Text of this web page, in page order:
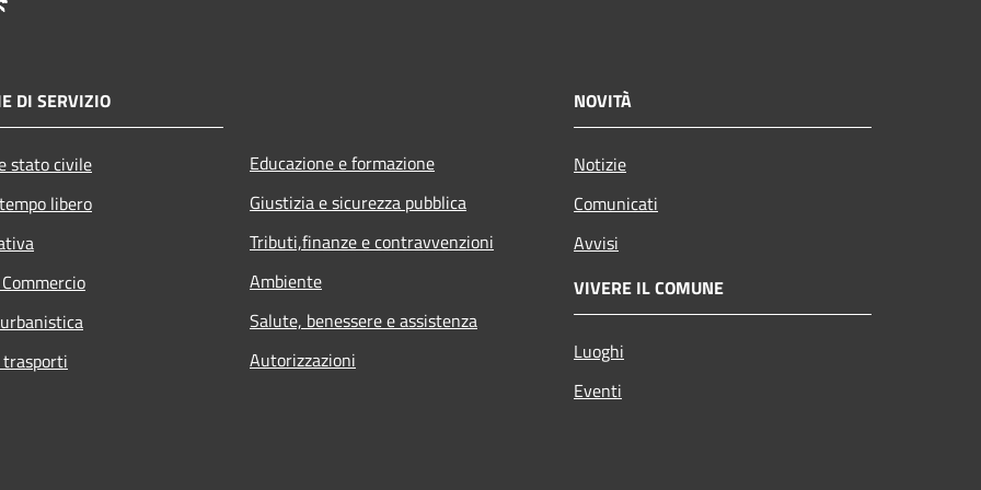
DI SERVIZIO
stato civile
libero
Educazione e formazione
Giustizia e sicurezza pubblica
Tributi,finanze e contravvenzioni
Ambiente
Salute, benessere e assistenza
Autorizzazioni
NOVITÀ
Notizie
Comunicati
Avvisi
VIVERE IL COMUNE
Luoghi
Eventi